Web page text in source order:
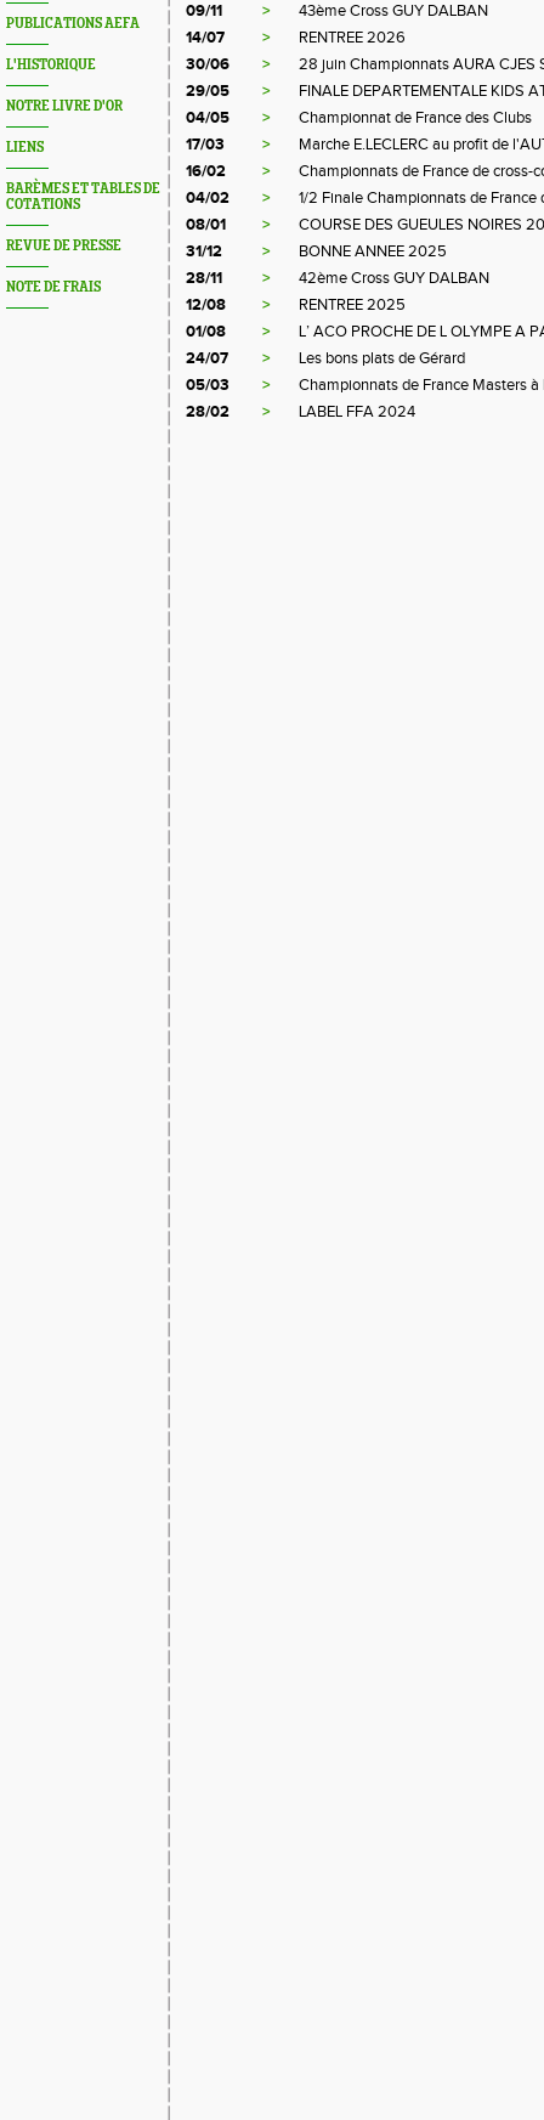
PUBLICATIONS AEFA
L'HISTORIQUE
NOTRE LIVRE D'OR
LIENS
BARÈMES ET TABLES DE
COTATIONS
REVUE DE PRESSE
NOTE DE FRAIS
09/11
>
43ème Cross GUY DALBAN
14/07
>
RENTREE 2026
30/06
>
28 juin Championnats AURA CJES
29/05
>
FINALE DEPARTEMENTALE KIDS
04/05
>
Championnat de France des Clubs
17/03
>
Marche E.LECLERC au profit de
16/02
>
Championnats de France de cross-
04/02
>
1/2 Finale Championnats de France
08/01
>
COURSE DES GUEULES NOIRES
31/12
>
BONNE ANNEE 2025
28/11
>
42ème Cross GUY DALBAN
12/08
>
RENTREE 2025
01/08
>
L’ ACO PROCHE DE L OLYMPE A
24/07
>
Les bons plats de Gérard
05/03
>
Championnats de France Masters
28/02
> LABEL FFA 2024